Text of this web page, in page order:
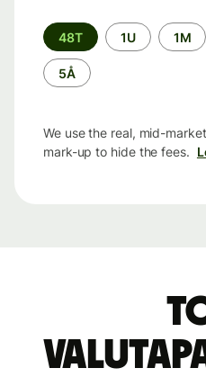
Time
period
48T 1U 1M
5Å
We use the real, mid-
mark-up to hide the fees.